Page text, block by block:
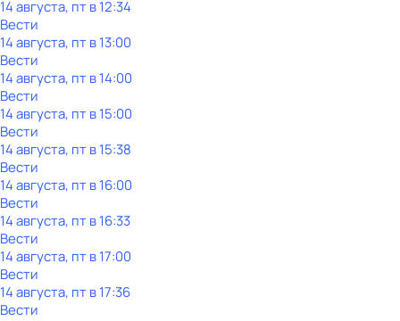
14 августа, пт в 12:34
Вести
14 августа, пт в 13:00
Вести
14 августа, пт в 14:00
Вести
14 августа, пт в 15:00
Вести
14 августа, пт в 15:38
Вести
14 августа, пт в 16:00
Вести
14 августа, пт в 16:33
Вести
14 августа, пт в 17:00
Вести
14 августа, пт в 17:36
Вести